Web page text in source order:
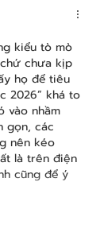
kiểu tò mò
chưa kịp
họ để tiêu
2026” khá to
vào nhầm
gọn, các
nên kéo
là trên điện
cũng để ý